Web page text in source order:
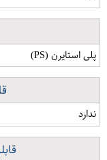
پلی استایرن (PS)
ندارد